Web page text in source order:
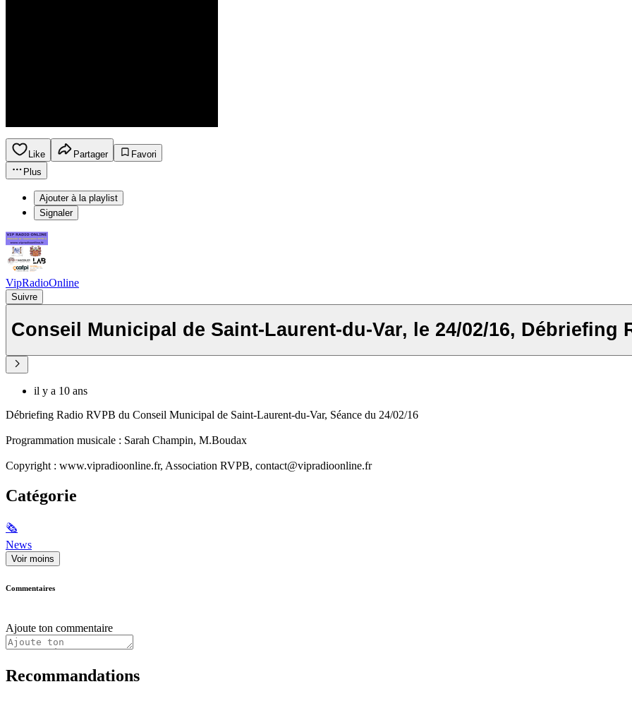
Like Partager
Favori
Plus
Ajouter à la playlist
Signaler
VipRadioOnline
Suivre
Conseil Municipal de Saint-Laurent-du-Var, le 24/02/16, Débriefing
il y a 10 ans
Débriefing Radio RVPB du Conseil Municipal de Saint-Laurent-du-Var, Séance du 24/02/16
Programmation musicale : Sarah Champin, M.Boudax
Copyright : www.vipradioonline.fr, Association RVPB, contact@vipradioonline.fr
Catégorie
🗞
News
Voir moins
Commentaires
Ajoute ton commentaire
Recommandations